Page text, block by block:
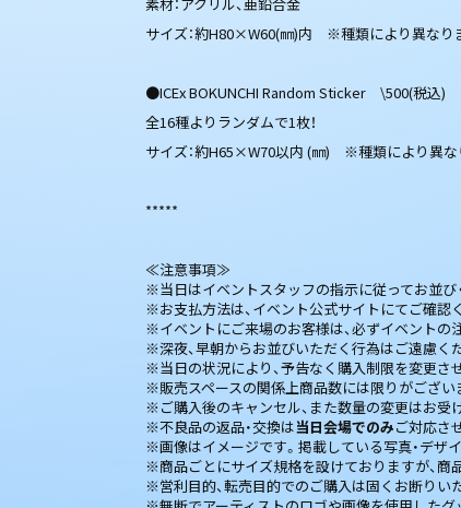
サイズ：約H80×W60(㎜)内 ※種類により異なり
●ICEx BOKUNCHI Random Sticker \500(税込)
全16種よりランダムで1枚！
サイズ：約H65×W70以内 (㎜) ※種類により異な
*****
≪注意事項≫
※当日はイベントスタッフの指示に従ってお並び
※お支払方法は、イベント公式サイトにてご確認
※イベントにご来場のお客様は、必ずイベントの
※深夜、早朝からお並びいただく行為はご遠慮く
※当日の状況により、予告なく購入制限を変更さ
※販売スペースの関係上商品数には限りがござい
※ご購入後のキャンセル、また数量の変更はお受
※不良品の返品・交換は当日会場でのみご対応さ
※画像はイメージです。掲載している写真・デザ
※商品ごとにサイズ規格を設けておりますが、商
※営利目的、転売目的でのご購入は固くお断りい